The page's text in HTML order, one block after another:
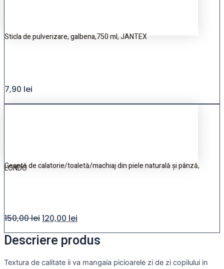
Sticla de pulverizare, galbena,750 ml, JANTEX
7,90 lei
Geantă de calatorie/toaletă/machiaj din piele naturală și pânză,
LONDO
150,00lei120,00 lei
Descriere produs
Textura de calitate ii va mangaia picioarele zi de zi copilului in